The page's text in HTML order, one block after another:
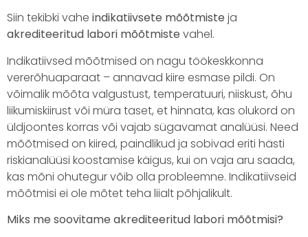
Siin tekibki vahe indikatiivsete mõõtmiste ja
akrediteeritud labori mõõtmiste vahel.
Indikatiivsed mõõtmised on nagu töökeskkonna
vererõhuaparaat – annavad kiire esmase pildi. On
võimalik mõõta valgustust, temperatuuri, niiskust, õhu
liikumiskiirust või müra taset, et hinnata, kas olukord on
üldjoontes korras või vajab sügavamat analüüsi. Need
mõõtmised on kiired, paindlikud ja sobivad eriti hästi
riskianalüüsi koostamise käigus, kui on vaja aru saada,
kas mõni ohutegur võib olla probleemne. Indikatiivseid
mõõtmisi ei ole mõtet teha liialt põhjalikult.
Miks me soovitame akrediteeritud labori mõõtmisi?